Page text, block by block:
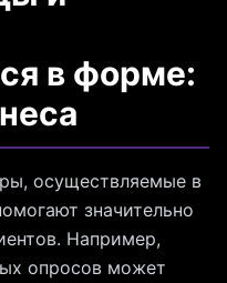
в форме:
осуществляемые в
значительно
Например,
опросов может